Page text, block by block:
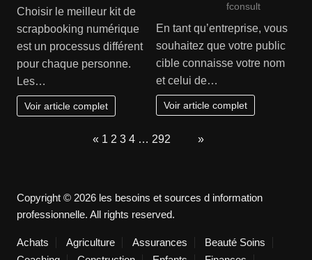
Choisir le meilleur kit de
scrapbooking numérique
est un processus différent
pour chaque personne.
Les…
Voir article complet
fconsult
En tant qu’entreprise, vous
souhaitez que votre public
cible connaisse votre nom
et celui de…
Voir article complet
« 1 2 3 4 … 292 »
Copyright © 2026 les besoins et sources d information
professionnelle. All rights reserved.
Achats Agriculture Assurances
Beauté Soins